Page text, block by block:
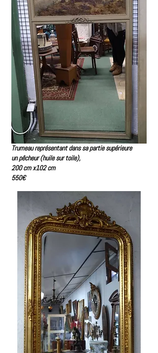
Trumeau représentant dans sa partie supérieure
un pêcheur (huile sur toile),
200 cm x102 cm
550€